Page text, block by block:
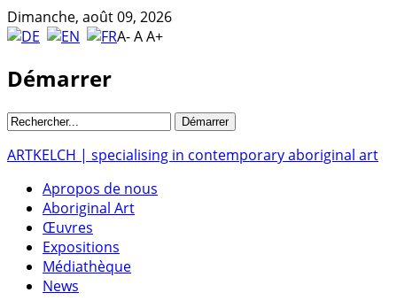
Dimanche, août 09, 2026
A-AA+
Démarrer
ARTKELCH | specialising in contemporary aboriginal art
Apropos de nous
Aboriginal Art
Œuvres
Expositions
Médiathèque
News